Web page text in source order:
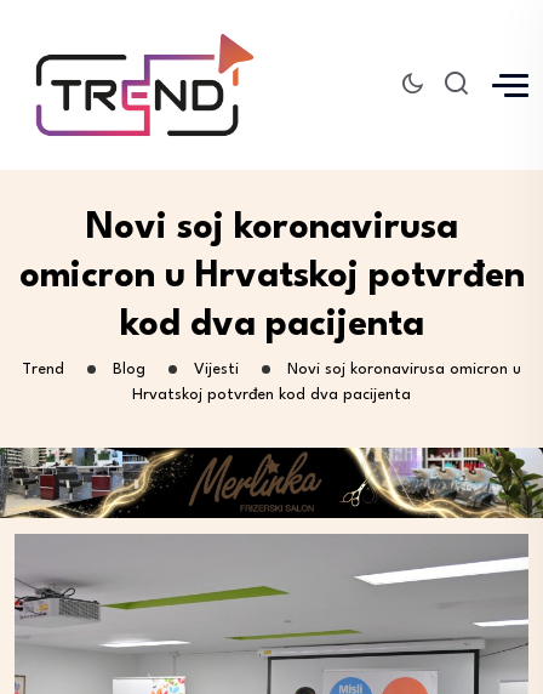
Novi soj koronavirusa
omicron u Hrvatskoj potvrđen
kod dva pacijenta
Trend Blog Vijesti
Novi soj koronavirusa omicron u
Hrvatskoj potvrđen kod dva pacijenta